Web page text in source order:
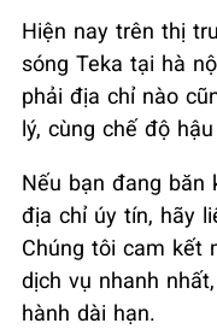
Hiện nay trên thị
sóng Teka tại hà
phải địa chỉ nào
lý, cùng chế độ
Nếu bạn đang băn
địa chỉ úy tín, hãy
Chúng tôi cam kết
dịch vụ nhanh
hành dài hạn.